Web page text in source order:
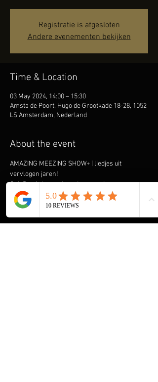
Registratie is afgesloten
Andere evenementen bekijken
Time & Location
03 May 2024, 14:00 – 15:30
Amsta de Poort, Hugo de Grootkade 18-28, 1052
LS Amsterdam, Nederland
About the event
AMAZING MEEZING SHOW+ | liedjes uit
vervlogen jaren!
Ook René draagt de ouderen onder ons een
warm hart toe en komt graag spelen & zingen
om hen een onvergetelijke ochtend of middag
te bezorgen. Speciaal heeft hij de AMAZING
MEEZING SHOW+ samengesteld met liedjes uit